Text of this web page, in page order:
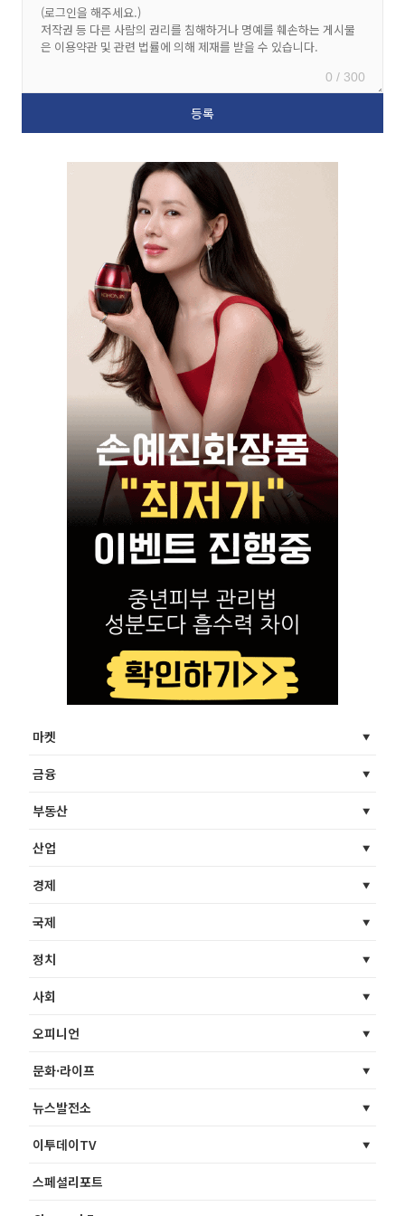
0 / 300
마켓
금융
부동산
산업
경제
국제
정치
사회
오피니언
문화·라이프
뉴스발전소
이투데이TV
스페셜리포트